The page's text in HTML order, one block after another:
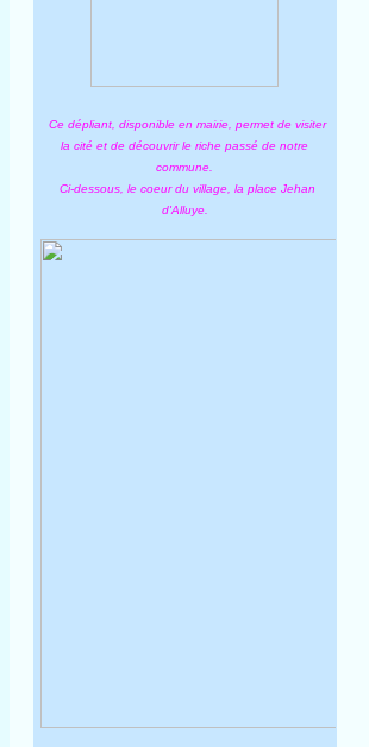
Ce dépliant, disponible en mairie, permet de visiter
la cité et de découvrir le riche passé de notre
commune.
Ci-dessous, le coeur du village, la place Jehan
d'Alluye.